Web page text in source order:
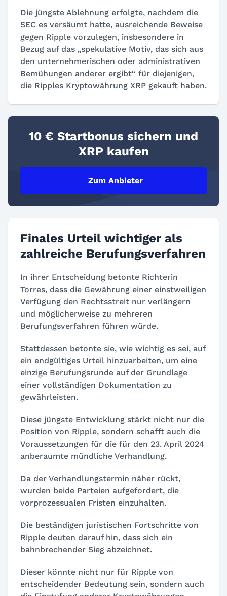
Die jüngste Ablehnung erfolgte, nachdem die
SEC es versäumt hatte, ausreichende Beweise
gegen Ripple vorzulegen, insbesondere in
Bezug auf das „spekulative Motiv, das sich aus
den unternehmerischen oder administrativen
Bemühungen anderer ergibt“ für diejenigen,
die Ripples Kryptowährung XRP gekauft haben.
10 € Startbonus sichern und
XRP kaufen
Zum Anbieter
Finales Urteil wichtiger als
zahlreiche Berufungsverfahren
In ihrer Entscheidung betonte Richterin
Torres, dass die Gewährung einer einstweiligen
Verfügung den Rechtsstreit nur verlängern
und möglicherweise zu mehreren
Berufungsverfahren führen würde.
Stattdessen betonte sie, wie wichtig es sei, auf
ein endgültiges Urteil hinzuarbeiten, um eine
einzige Berufungsrunde auf der Grundlage
einer vollständigen Dokumentation zu
gewährleisten.
Diese jüngste Entwicklung stärkt nicht nur die
Position von Ripple, sondern schafft auch die
Voraussetzungen für die für den 23. April 2024
anberaumte mündliche Verhandlung.
Da der Verhandlungstermin näher rückt,
wurden beide Parteien aufgefordert, die
vorprozessualen Fristen einzuhalten.
Die beständigen juristischen Fortschritte von
Ripple deuten darauf hin, dass sich ein
bahnbrechender Sieg abzeichnet.
Dieser könnte nicht nur für Ripple von
entscheidender Bedeutung sein, sondern auch